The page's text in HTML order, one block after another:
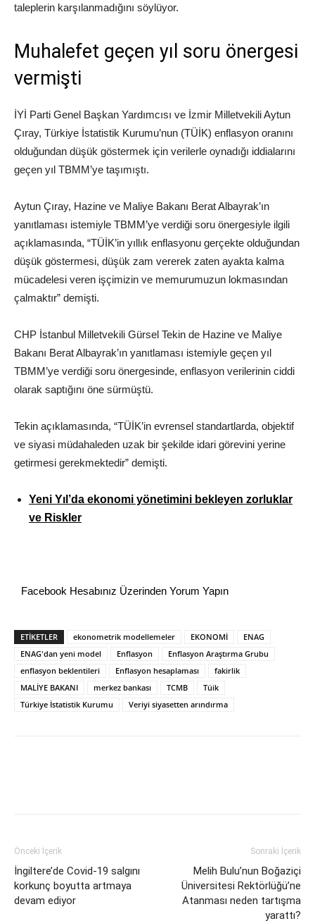
taleplerin karşılanmadığını söylüyor.
Muhalefet geçen yıl soru önergesi
vermişti
İYİ Parti Genel Başkan Yardımcısı ve İzmir Milletvekili Aytun
Çıray, Türkiye İstatistik Kurumu’nun (TÜİK) enflasyon oranını
olduğundan düşük göstermek için verilerle oynadığı iddialarını
geçen yıl TBMM’ye taşımıştı.
Aytun Çıray, Hazine ve Maliye Bakanı Berat Albayrak’ın
yanıtlaması istemiyle TBMM’ye verdiği soru önergesiyle ilgili
açıklamasında, “TÜİK’in yıllık enflasyonu gerçekte olduğundan
düşük göstermesi, düşük zam vererek zaten ayakta kalma
mücadelesi veren işçimizin ve memurumuzun lokmasından
çalmaktır” demişti.
CHP İstanbul Milletvekili Gürsel Tekin de Hazine ve Maliye
Bakanı Berat Albayrak’ın yanıtlaması istemiyle geçen yıl
TBMM’ye verdiği soru önergesinde, enflasyon verilerinin ciddi
olarak saptığını öne sürmüştü.
Tekin açıklamasında, “TÜİK’in evrensel standartlarda, objektif
ve siyasi müdahaleden uzak bir şekilde idari görevini yerine
getirmesi gerekmektedir” demişti.
Yeni Yıl’da ekonomi yönetimini bekleyen zorluklar
ve Riskler
Facebook Hesabınız Üzerinden Yorum Yapın
ETİKETLER ekonometrik modellemeler EKONOMİ
ENAG
ENAG'dan yeni model
Enflasyon
Enflasyon Araştırma Grubu
enflasyon beklentileri
Enflasyon hesaplaması
fakirlik
MALİYE BAKANI
merkez bankası TCMB
Tüik
Türkiye İstatistik Kurumu
Veriyi siyasetten arındırma
Önceki İçerik
İngiltere’de Covid-19 salgını
korkunç boyutta artmaya
devam ediyor
Sonraki İçerik
Melih Bulu’nun Boğaziçi
Üniversitesi Rektörlüğü’ne
Atanması neden tartışma
yarattı?